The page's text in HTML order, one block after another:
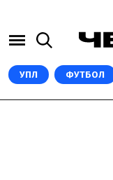
УПЛ ФУТБОЛ